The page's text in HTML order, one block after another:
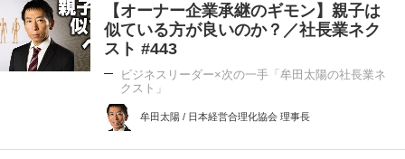
【オーナー企業承継のギモン】親子は
似ている方が良いのか？／社長業ネク
スト #443
ビジネスリーダー×次の一手「牟田太陽の社長業ネ
クスト」
牟田太陽 / 日本経営合理化協会 理事長